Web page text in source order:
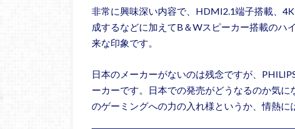
非常に興味深い内容で、HDMI2.1端子搭載、
成するなどに加えてB＆Wスピーカー搭載のハ
来な印象です。
日本のメーカーがないのは残念ですが、
ーカーです。日本での発売がどうなるのか気
のゲーミングへの力の入れ様というか、情熱に